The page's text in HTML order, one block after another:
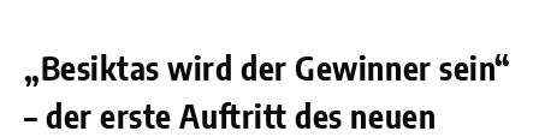
„Besiktas wird der Gewinner sein“
– der erste Auftritt des neuen